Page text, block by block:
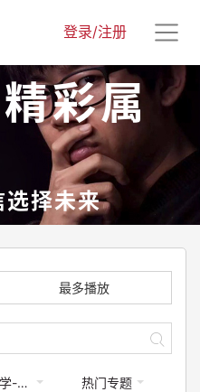
登录/注册
彩属
选择未来
最多播放
工学-建筑类 热门专题